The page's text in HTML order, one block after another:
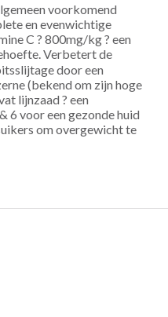
voorkomend
en evenwichtige
C ? 800mg/kg ? een
Verbetert de
door een
(bekend om zijn hoge
lijnzaad ? een
6 voor een gezonde huid
om overgewicht te